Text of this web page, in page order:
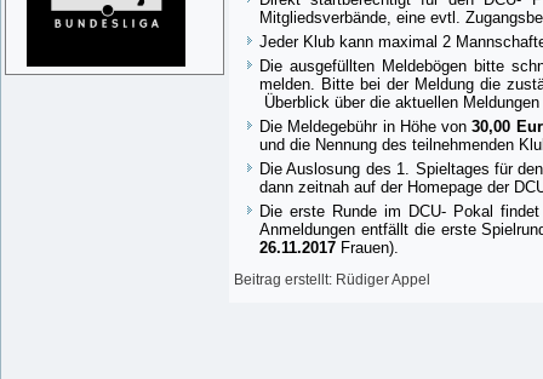
Mitgliedsverbände, eine evtl.
Jeder Klub kann maximal 2
Die ausgefüllten Meldebögen bitte
melden. Bitte bei der Meldung die
Überblick über die aktuellen
Die Meldegebühr in Höhe von30,00
und die Nennung des teilnehmenden
Die Auslosung des 1. Spieltages für
dann zeitnah auf der Homepage der
Die erste Runde im DCU- Pokal
Anmeldungen entfällt die erste
26.11.2017 Frauen).
Beitrag erstellt: Rüdiger Appel